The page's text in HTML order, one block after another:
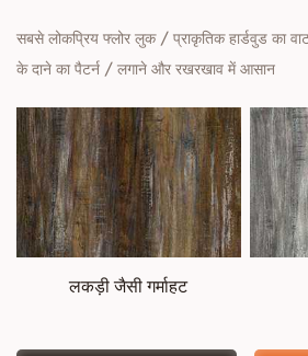
सबसे लोकप्रिय फ्लोर लुक / प्राकृतिक हार्डवुड का
के दाने का पैटर्न / लगाने और रखरखाव में आसान
लकड़ी जैसी गर्माहट